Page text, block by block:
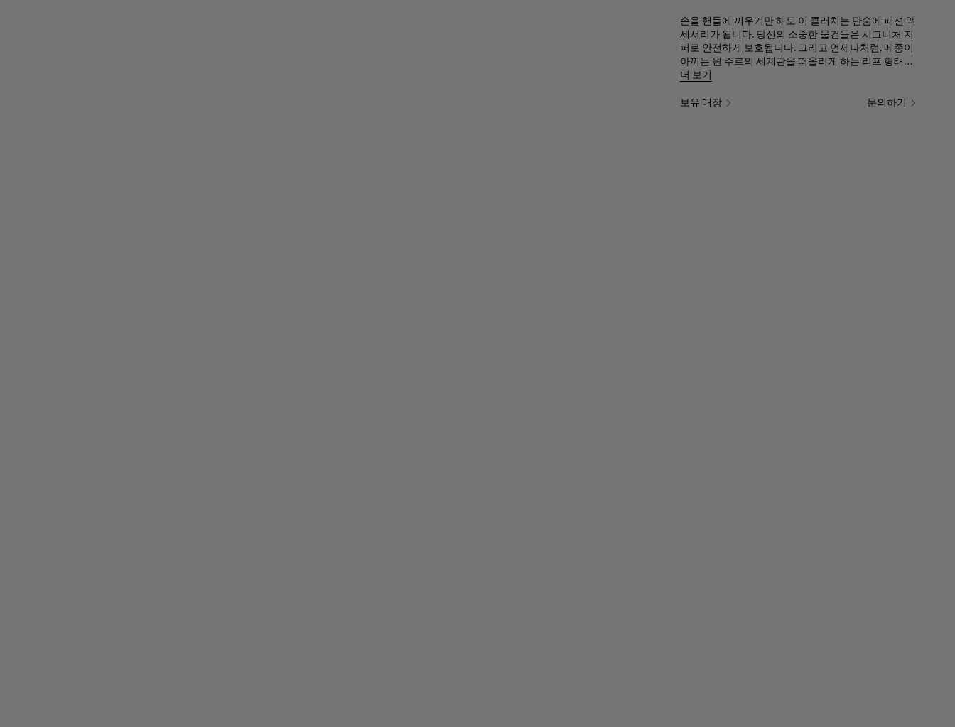
손을 핸들에 끼우기만 해도 이 클러치는 단숨에 패션 액
세서리가 됩니다. 당신의 소중한 물건들은 시그니처 지
퍼로 안전하게 보호됩니다. 그리고 언제나처럼, 메종이
아끼는 원 주르의 세계관을 떠올리게 하는 리프 형태의
퀼팅 풀러가 함께합니다.
더 보기
보유 매장 문의하기